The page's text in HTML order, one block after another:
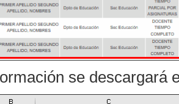
se descargará